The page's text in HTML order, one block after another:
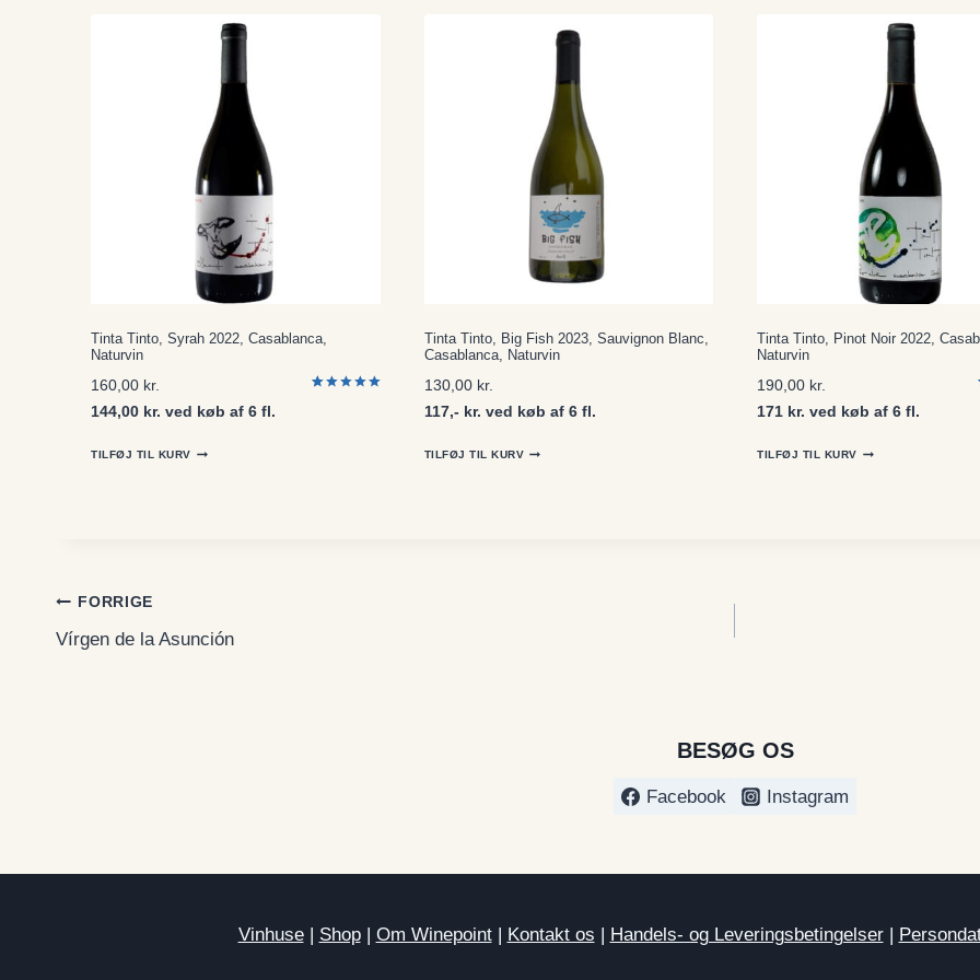
Tinta Tinto, Syrah 2022, Casablanca,
Naturvin
160,00 kr.
144,00 kr. ved køb af 6 fl.
TILFØJ TIL KURV
Tinta Tinto, Big Fish 2023, Sauvignon Blanc,
Casablanca, Naturvin
130,00 kr.
117,- kr. ved køb af 6 fl.
TILFØJ TIL KURV
Tinta Tinto, Pinot Noir 2022,
Naturvin
190,00 kr.
171 kr. ved køb af 6 fl.
TILFØJ TIL KURV
Indlægsnavigation
FORRIGE
Vírgen de la Asunción
BESØG OS
Facebook Instagram
Vinhuse| Shop| Om Winepoint| Kontakt os | Handels- og Leveringsbetingelser|